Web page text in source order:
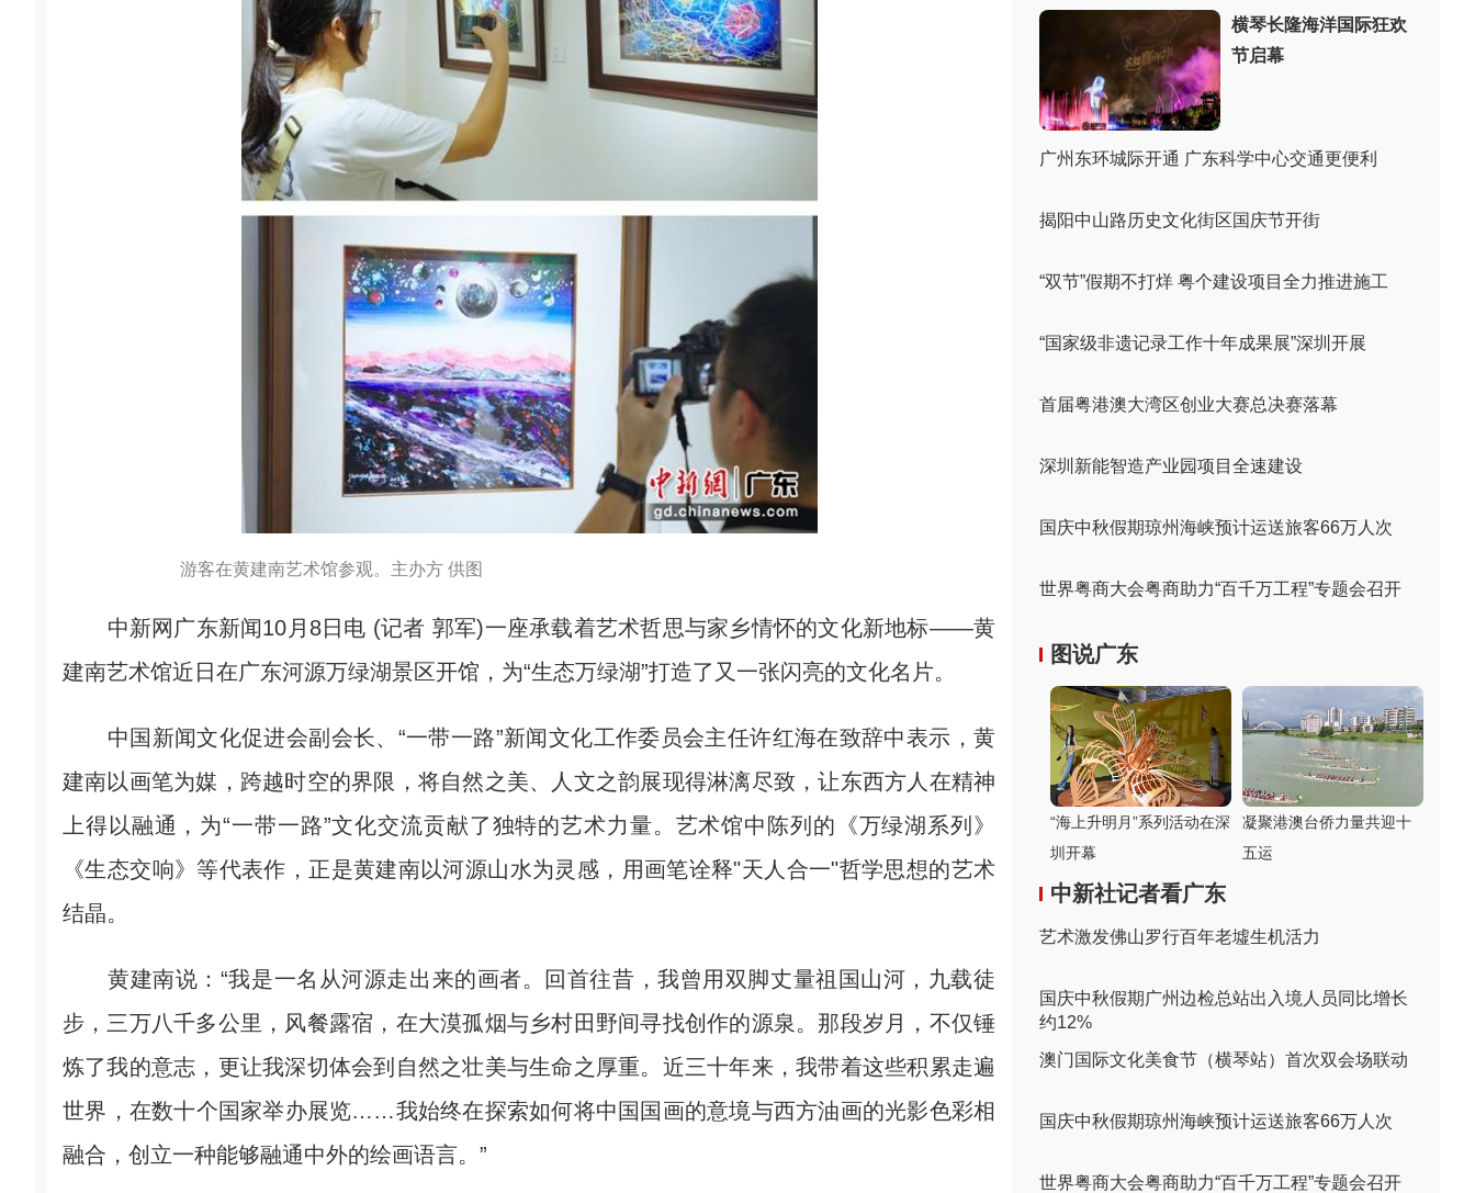
游客在黄建南艺术馆参观。主办方 供图
中新网广东新闻10月8日电 (记者 郭军)一座承载着艺术哲思与家乡情怀的文化新地标——黄
建南艺术馆近日在广东河源万绿湖景区开馆，为“生态万绿湖”打造了又一张闪亮的文化名片。
中国新闻文化促进会副会长、“一带一路”新闻文化工作委员会主任许红海在致辞中表示，黄
建南以画笔为媒，跨越时空的界限，将自然之美、人文之韵展现得淋漓尽致，让东西方人在精神
上得以融通，为“一带一路”文化交流贡献了独特的艺术力量。艺术馆中陈列的《万绿湖系列》
《生态交响》等代表作，正是黄建南以河源山水为灵感，用画笔诠释"天人合一"哲学思想的艺术
结晶。
黄建南说：“我是一名从河源走出来的画者。回首往昔，我曾用双脚丈量祖国山河，九载徒
步，三万八千多公里，风餐露宿，在大漠孤烟与乡村田野间寻找创作的源泉。那段岁月，不仅锤
炼了我的意志，更让我深切体会到自然之壮美与生命之厚重。近三十年来，我带着这些积累走遍
世界，在数十个国家举办展览……我始终在探索如何将中国国画的意境与西方油画的光影色彩相
融合，创立一种能够融通中外的绘画语言。”
横琴长隆海洋国际狂欢
节启幕
广州东环城际开通 广东科学中心交通更便利
揭阳中山路历史文化街区国庆节开街
“双节”假期不打烊 粤个建设项目全力推进施工
“国家级非遗记录工作十年成果展”深圳开展
首届粤港澳大湾区创业大赛总决赛落幕
深圳新能智造产业园项目全速建设
国庆中秋假期琼州海峡预计运送旅客66万人次
世界粤商大会粤商助力“百千万工程”专题会召开
图说广东
“海上升明月”系列活动在深
圳开幕
凝聚港澳台侨力量共迎十
五运
中新社记者看广东
艺术激发佛山罗行百年老墟生机活力
国庆中秋假期广州边检总站出入境人员同比增长
约12%
澳门国际文化美食节（横琴站）首次双会场联动
国庆中秋假期琼州海峡预计运送旅客66万人次
世界粤商大会粤商助力“百千万工程”专题会召开